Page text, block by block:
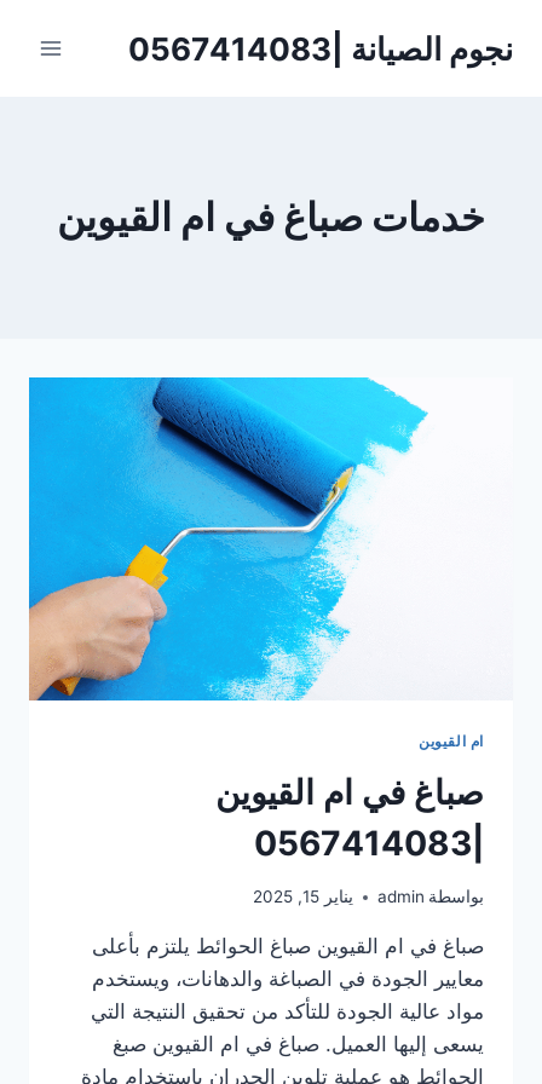
نجوم الصيانة |0567414083
خدمات صباغ في ام القيوين
ام القيوين
صباغ في ام القيوين
بواسطة admin يناير 15, 2025
صباغ في ام القيوين صباغ الحوائط يلتزم بأعلى
معايير الجودة في الصباغة والدهانات، ويستخدم
مواد عالية الجودة للتأكد من تحقيق النتيجة التي
يسعى إليها العميل. صباغ في ام القيوين صبغ
الحوائط هو عملية تلوين الجدران باستخدام مادة